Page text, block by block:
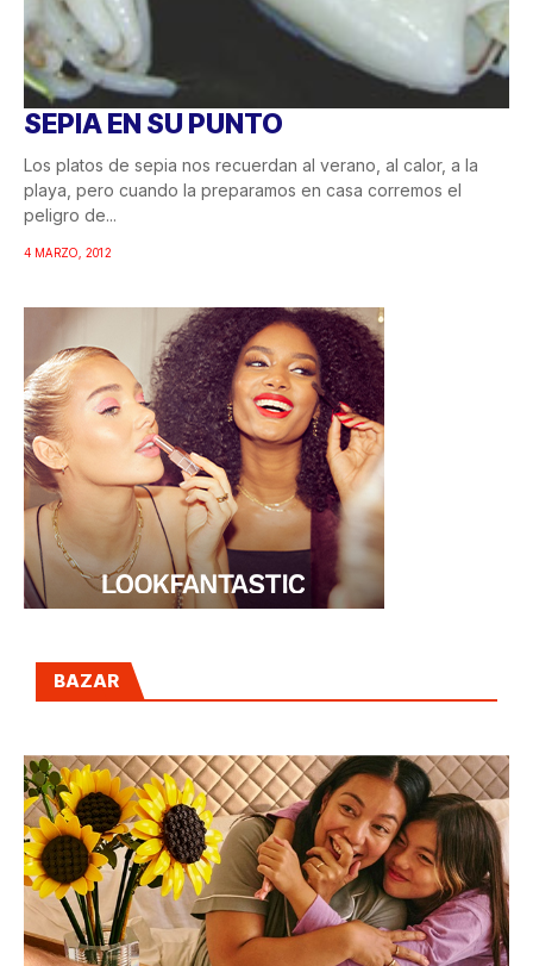
SEPIA EN SU PUNTO
Los platos de sepia nos recuerdan al verano, al calor, a la
playa, pero cuando la preparamos en casa corremos el
peligro de...
4 MARZO, 2012
BAZAR